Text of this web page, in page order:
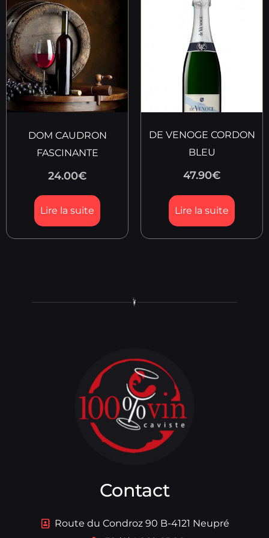
DOM CAUDRON
FASCINANTE
24.00€
Lire la suite
DE VENOGE CORDON
BLEU
47.90€
Lire la suite
Contact
Route du Condroz 90 B-4121 Neupré